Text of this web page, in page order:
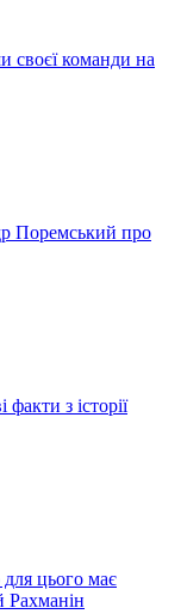
своєї команди на
Поремський про
з історії
цього має
Рахманін